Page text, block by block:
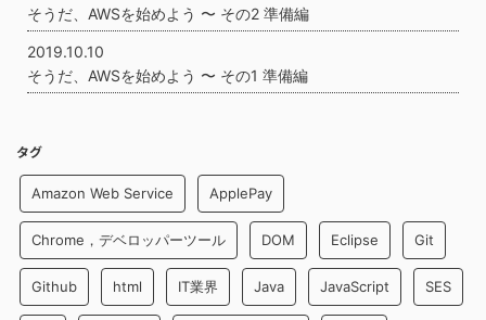
そうだ、AWSを始めよう 〜 その2 準備編
2019.10.10
そうだ、AWSを始めよう 〜 その1 準備編
タグ
Amazon Web Service ApplePay
Chrome，デベロッパーツール DOM Eclipse Git
Github html IT業界 Java JavaScript SES